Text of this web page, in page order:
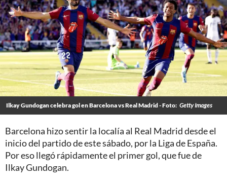
Ilkay Gundogan celebra gol en Barcelona vs Real Madrid - Foto: Getty Images
Barcelona hizo sentir la localía al Real Madrid desde el
inicio del partido de este sábado, por la Liga de España.
Por eso llegó rápidamente el primer gol, que fue de
Ilkay Gundogan.